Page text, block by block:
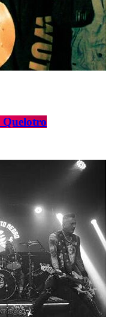
Quelotro